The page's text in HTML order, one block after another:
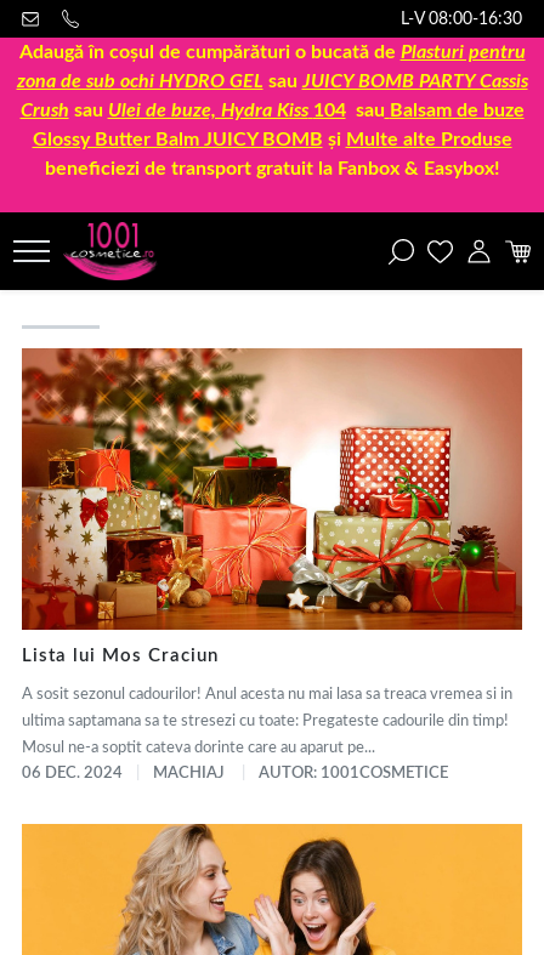
L-V 08:00-16:30
Adaugă în coșul de cumpărături o bucată de Plasturi pentru
zona de sub ochi HYDRO GEL sau JUICY BOMB PARTY Cassis
Crush sau Ulei de buze, Hydra Kiss 104sau Balsam de buze
Glossy Butter Balm JUICY BOMB și Multe alte Produse
beneficiezi de transport gratuit la Fanbox & Easybox!
Lista lui Mos Craciun
A sosit sezonul cadourilor! Anul acesta nu mai lasa sa treaca vremea si in
ultima saptamana sa te stresezi cu toate: Pregateste cadourile din timp!
Mosul ne-a soptit cateva dorinte care au aparut pe...
06 DEC. 2024
MACHIAJ AUTOR: 1001COSMETICE